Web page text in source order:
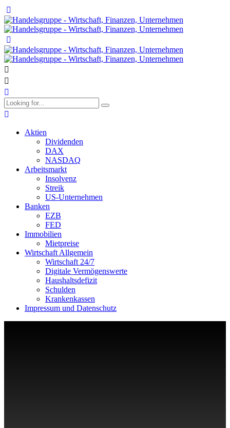
Aktien
Dividenden
DAX
NASDAQ
Arbeitsmarkt
Insolvenz
Streik
US-Unternehmen
Banken
EZB
FED
Immobilien
Mietpreise
Wirtschaft Allgemein
Wirtschaft 24/7
Digitale Vermögenswerte
Haushaltsdefizit
Schulden
Krankenkassen
Impressum und Datenschutz